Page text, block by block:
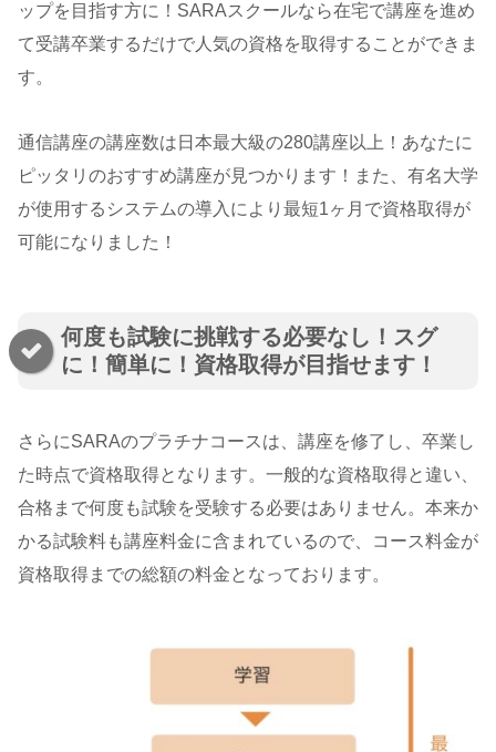
ップを目指す方に！SARAスクールなら在宅で講座を進め
て受講卒業するだけで人気の資格を取得することができま
す。
通信講座の講座数は日本最大級の280講座以上！あなたに
ピッタリのおすすめ講座が見つかります！また、有名大学
が使用するシステムの導入により最短1ヶ月で資格取得が
可能になりました！
何度も試験に挑戦する必要なし！スグ
に！簡単に！資格取得が目指せます！
さらにSARAのプラチナコースは、講座を修了し、卒業し
た時点で資格取得となります。一般的な資格取得と違い、
合格まで何度も試験を受験する必要はありません。本来か
かる試験料も講座料金に含まれているので、コース料金が
資格取得までの総額の料金となっております。